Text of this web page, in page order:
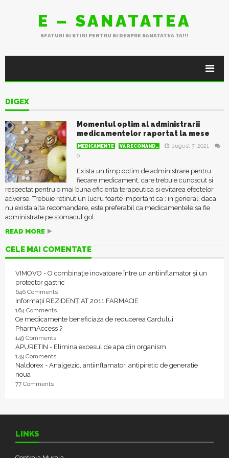
E – SANATATEA
SFATURI SI STIRI PENTRU SI DESPRE SANATATEA TA!!!
DIGEX
Momentul optim al administrarii
medicamentelor raportat la mese
MEDICAMENTE VĂ RECOMAND..
august 7, 2021
0
Exista un timp optim de administrare pentru
fiecare medicament, care trebuie cunoscut si
respectat pentru o mai buna eficienta terapeutica si evitarea efectelor
adverse. Trebuie retinut un lucru foarte important ca : in general, daca
nu exista alta recomandare, este preferabil ca medicamentele sa fie
administrate pe stomacul gol...
READ MORE
CELE MAI COMENTATE
VIMOVO - O combinație inovatoare între un antiinflamator și un
protector gastric
646 Comments
Informații REZIDENȚIAT 2011 FARMACIE
164 Comments
Ce medicamente beneficiaza de reducerea Cardului
PharmAccess ?
149 Comments
APURETIN - Elimina excesul de apa din organism
149 Comments
Naldorex - Analgezic, antiinflamator, antipiretic de generatie
noua
77 Comments
LINKS